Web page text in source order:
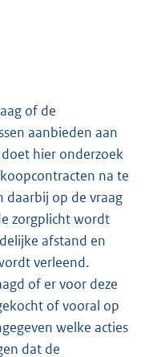
of de
aanbieden aan
hier onderzoek
na te
daarbij op de vraag
zorgplicht wordt
afstand en
verleend.
of er voor deze
of vooral op
welke acties
dat de